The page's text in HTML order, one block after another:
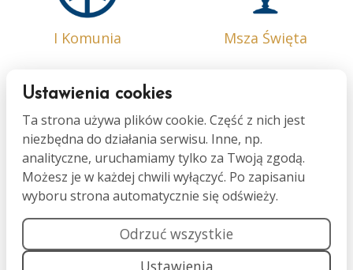
I Komunia Msza Święta
Bierzmowanie Małżeństwo
Ustawienia cookies
Ta strona używa plików cookie. Część z nich jest
niezbędna do działania serwisu. Inne, np.
analityczne, uruchamiamy tylko za Twoją zgodą.
Możesz je w każdej chwili wyłączyć. Po zapisaniu
wyboru strona automatycznie się odświeży.
Odrzuć wszystkie
Ustawienia